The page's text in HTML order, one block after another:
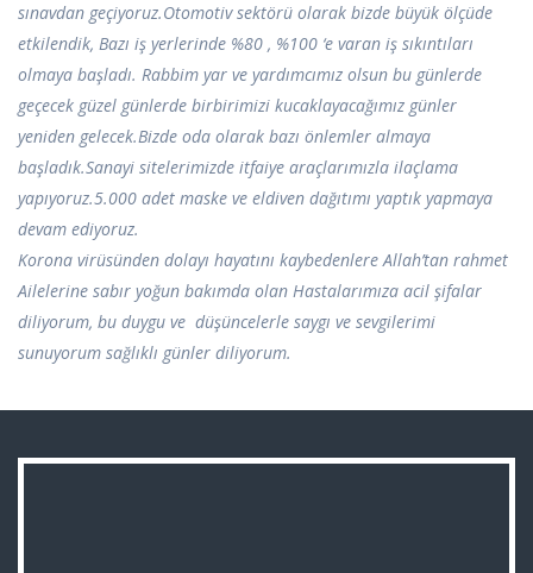
sınavdan geçiyoruz.Otomotiv sektörü olarak bizde büyük ölçüde
etkilendik, Bazı iş yerlerinde %80 , %100 ‘e varan iş sıkıntıları
olmaya başladı. Rabbim yar ve yardımcımız olsun bu günlerde
geçecek güzel günlerde birbirimizi kucaklayacağımız günler
yeniden gelecek.Bizde oda olarak bazı önlemler almaya
başladık.Sanayi sitelerimizde itfaiye araçlarımızla ilaçlama
yapıyoruz.5.000 adet maske ve eldiven dağıtımı yaptık yapmaya
devam ediyoruz.
Korona virüsünden dolayı hayatını kaybedenlere Allah’tan rahmet
Ailelerine sabır yoğun bakımda olan Hastalarımıza acil şifalar
diliyorum, bu duygu ve düşüncelerle saygı ve sevgilerimi
sunuyorum sağlıklı günler diliyorum.